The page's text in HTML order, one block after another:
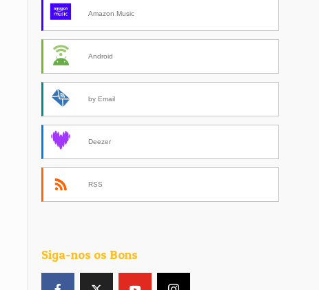
Amazon Music
Android
by Email
Deezer
RSS
Siga-nos os Bons